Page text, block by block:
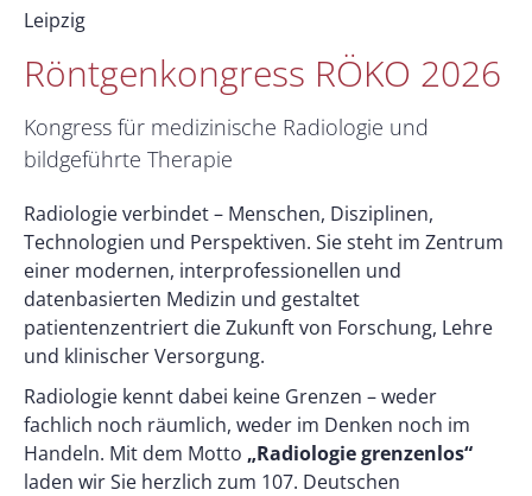
Leipzig
Röntgenkongress RÖKO 2026
Kongress für medizinische Radiologie und
bildgeführte Therapie
Radiologie verbindet – Menschen, Disziplinen,
Technologien und Perspektiven. Sie steht im Zentrum
einer modernen, interprofessionellen und
datenbasierten Medizin und gestaltet
patientenzentriert die Zukunft von Forschung, Lehre
und klinischer Versorgung.
Radiologie kennt dabei keine Grenzen – weder
fachlich noch räumlich, weder im Denken noch im
Handeln. Mit dem Motto „Radiologie grenzenlos“
laden wir Sie herzlich zum 107. Deutschen